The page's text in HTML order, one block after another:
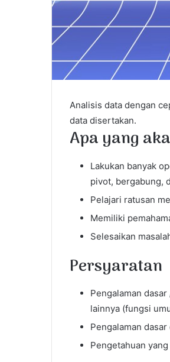
Analisis data dengan
data disertakan.
Apa yang
Lakukan banyak
pivot, bergabung,
Pelajari ratusan
Memiliki
Selesaikan
Persyaratan
Pengalaman
lainnya (fungsi
Pengalaman
Pengetahuan